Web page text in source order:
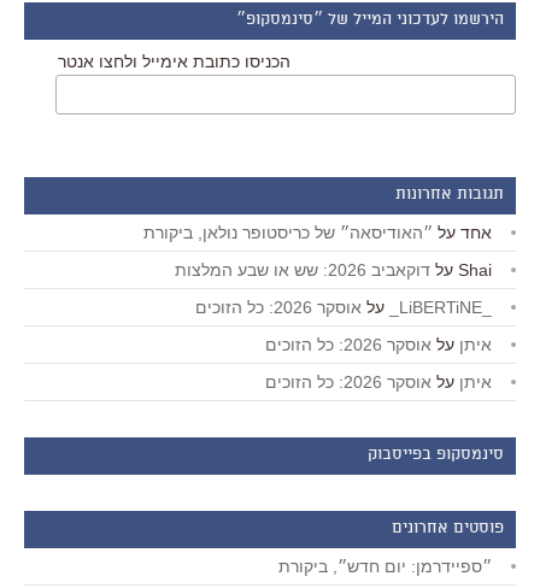
הירשמו לעדכוני המייל של ״סינמסקופ״
הכניסו כתובת אימייל ולחצו אנטר
תגובות אחרונות
אחד על ״האודיסאה״ של כריסטופר נולאן, ביקורת
Shai על דוקאביב 2026: שש או שבע המלצות
על אוסקר 2026: כל הזוכים
איתן על אוסקר 2026: כל הזוכים
איתן על אוסקר 2026: כל הזוכים
סינמסקופ בפייסבוק
פוסטים אחרונים
״ספיידרמן: יום חדש״, ביקורת